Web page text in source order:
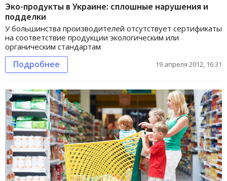
Эко-продукты в Украине: сплошные нарушения и
подделки
У большинства производителей отсутствует сертификаты
на соответствие продукции экологическим или
органическим стандартам
Подробнее 19 апреля 2012, 16:31